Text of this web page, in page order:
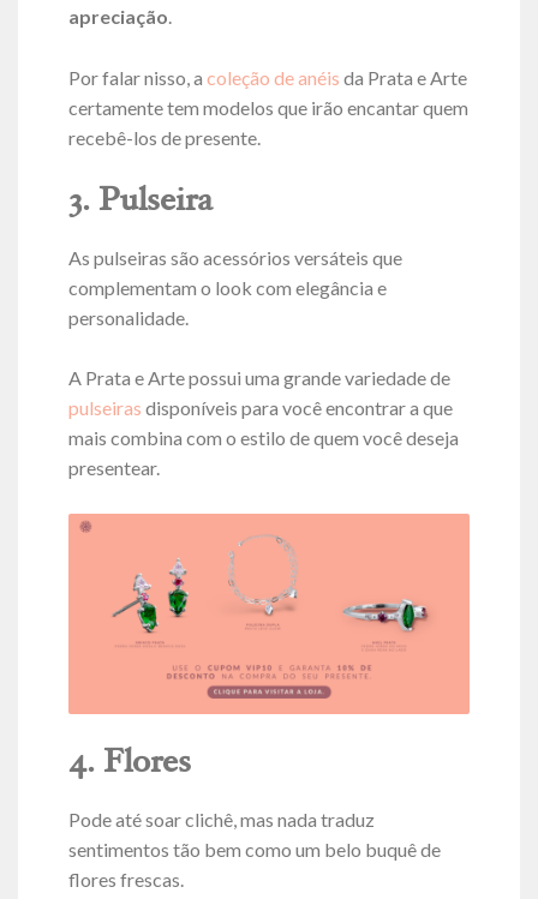
apreciação.
Por falar nisso, a coleção de anéis da Prata e Arte
certamente tem modelos que irão encantar quem
recebê-los de presente.
3. Pulseira
As pulseiras são acessórios versáteis que
complementam o look com elegância e
personalidade.
A Prata e Arte possui uma grande variedade de
pulseiras disponíveis para você encontrar a que
mais combina com o estilo de quem você deseja
presentear.
4. Flores
Pode até soar clichê, mas nada traduz
sentimentos tão bem como um belo buquê de
flores frescas.